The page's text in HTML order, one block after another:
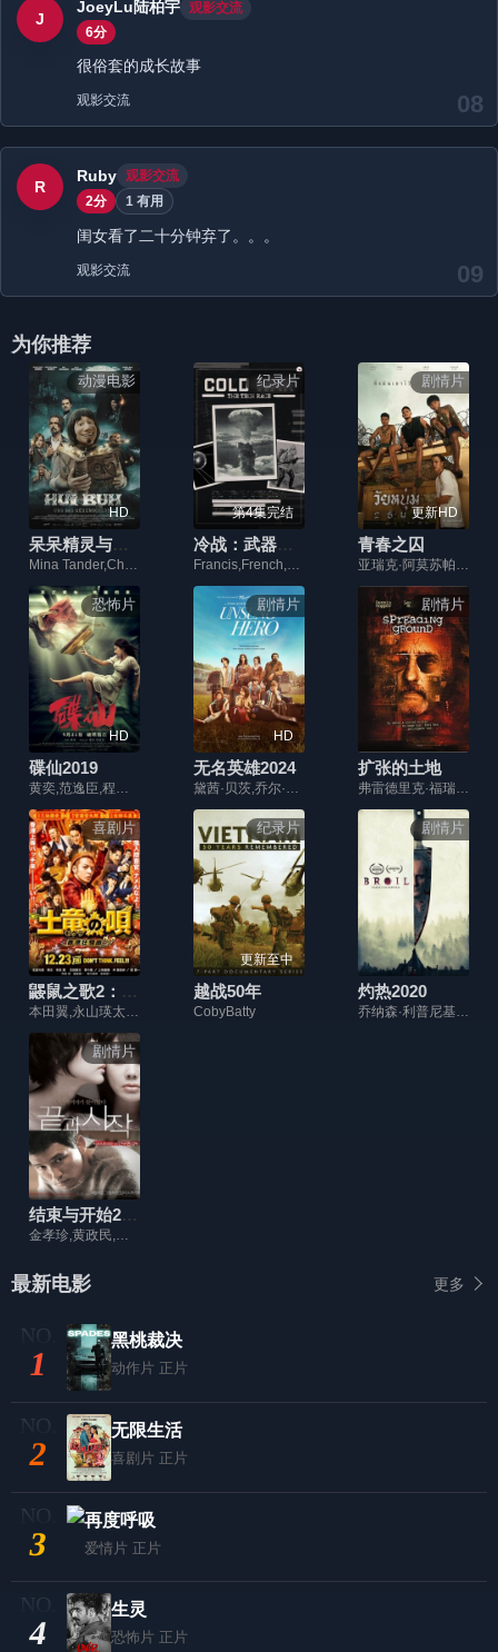
08
J
JoeyLu陆柏宇 观影交流
6分
很俗套的成长故事
观影交流
09
R
Ruby 观影交流
2分
1 有用
闺女看了二十分钟弃了。。。
观影交流
为你推荐
动漫电影
HD
呆呆精灵与女巫城堡
Mina Tander,Christoph Maria Herbst,Michael Herbig
纪录片
第4集完结
冷战：武器竞赛
Francis,French,卡兰·麦克奥利菲
剧情片
更新HD
青春之囚
亚瑞克·阿莫苏帕西瑞,纳特·奇查理,托德萨蓬·迈苏克
恐怖片
HD
碟仙2019
黄奕,范逸臣,程小夏,吴烨,马卷卷,刘晨霞,曾韵蓁,何佳颖,张天柏,鹿嘉豪
剧情片
HD
无名英雄2024
黛茜·贝茨,乔尔·斯马尔本,克雷利·伯杰,乔纳森·杰克逊,卢卡斯·布莱克,坎达丝·卡梅隆·玻儿,Paul,Luke,Bonenfant,迪塞尔·拉托拉卡,JJ,Pantano,坦兹·麦考尔,Angus,K.,Caldwell,Hillary,Scott,兰斯·E·尼克尔斯,罗斯琳·詹托,特瑞·欧奎恩,唐·莫斯特,蕾切尔·亨德里克斯,博·威里克,丽蓓嘉·圣·詹姆斯,Dean,Shortland
剧情片
扩张的土地
弗雷德里克·福瑞斯特,汤姆·麦卡穆斯,莱斯利·霍普,丹尼斯·霍珀,蒂姆·伯德
喜剧片
鼹鼠之歌2：香港狂骚曲2016
本田翼,永山瑛太,古田新太,生田斗真
纪录片
更新至中
越战50年
CobyBatty
剧情片
灼热2020
乔纳森·利普尼基,科里·拉奇,蒂莫西·V·墨菲,艾弗里·康拉德,安妮特·赖利
剧情片
结束与开始2013
金孝珍,黄政民,严正花
最新电影 更多
1
黑桃裁决
动作片 正片
2
无限生活
喜剧片 正片
3
再度呼吸
爱情片 正片
4
生灵
恐怖片 正片